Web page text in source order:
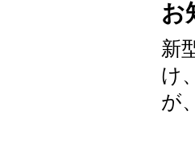
お
新
け
が